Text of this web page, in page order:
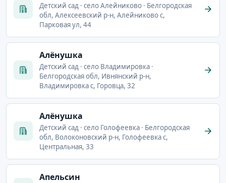
Детский сад · село Алейниково · Белгородская
обл, Алексеевский р-н, Алейниково с,
Парковая ул, 44
Алёнушка
Детский сад · село Владимировка ·
Белгородская обл, Ивнянский р-н,
Владимировка с, Горовца, 32
Алёнушка
Детский сад · село Голофеевка · Белгородская
обл, Волоконовский р-н, Голофеевка с,
Центральная, 33
Апельсин